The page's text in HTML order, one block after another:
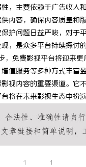
，主要依赖于广告收
内容，确保内容质量和
护问题日益严峻，对
，是众多平台持续探讨
免费影视平台将迎来
值服务等多种方式丰富
视内容的重要渠道。
将在未来影视生态中扮
1 1
揭秘！专业充电桩项目
哪些行业秘诀？